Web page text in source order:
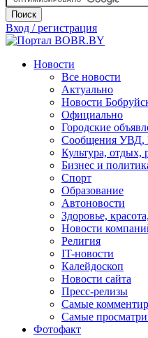
Поиск
Вход / регистрация
Новости
Все новости
Актуально
Новости
Официально
Городские
Сообщения
Культура, отдых,
Бизнес и
Спорт
Образование
Автоновости
Здоровье,
Новости
Религия
IT-новости
Калейдоскоп
Новости сайта
Пресс-релизы
Самые
Самые
Фотофакт